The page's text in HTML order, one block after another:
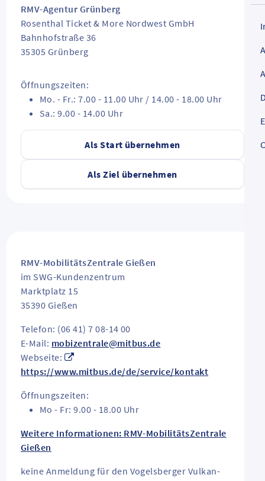
Als Start übernehmen
Als Ziel übernehmen
RMV-Agentur Grünberg
Rosenthal Ticket & More Nordwest GmbH
Bahnhofstraße 36
35305 Grünberg
Öffnungszeiten:
Mo. - Fr.: 7.00 - 11.00 Uhr / 14.00 - 18.00 Uhr
Sa.: 9.00 - 14.00 Uhr
RMV-MobilitätsZentrale Gießen
im SWG-Kundenzentrum
Marktplatz 15
35390 Gießen
Telefon: (06 41) 7 08-14 00
E-Mail: mobizentrale@mitbus.de
Webseite:
https://www.mitbus.de/de/service/kontakt
Öffnungszeiten:
Mo - Fr: 9.00 - 18.00 Uhr
Weitere Informationen: RMV-MobilitätsZentrale
Gießen
keine Anmeldung für den Vogelsberger Vulkan-